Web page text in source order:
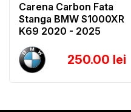
Carena Carbon Fata
Stanga BMW S1000XR
K69 2020 - 2025
250.00 lei